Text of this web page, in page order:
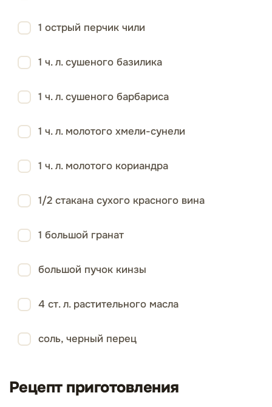
1 острый перчик чили
1 ч. л. сушеного базилика
1 ч. л. сушеного барбариса
1 ч. л. молотого хмели-сунели
1 ч. л. молотого кориандра
1/2 стакана сухого красного вина
1 большой гранат
большой пучок кинзы
4 ст. л. растительного масла
соль, черный перец
Рецепт приготовления